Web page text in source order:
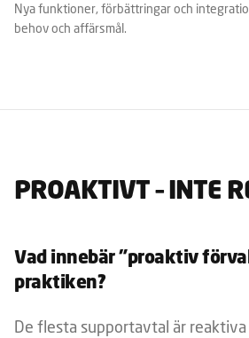
Nya funktioner, förbättringar och
behov och affärsmål.
PROAKTIVT – INTE
Vad innebär ”proaktiv
praktiken?
De flesta supportavtal är reaktiva